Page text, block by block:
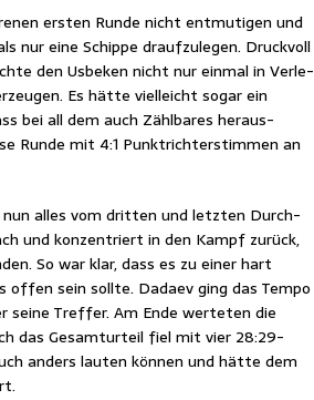
ers­ten Run­de nicht ent­mu­ti­gen und
nur eine Schip­pe drauf­zu­le­gen. Druck­voll
den Usbe­ken nicht nur ein­mal in Ver­le­
Es hät­te viel­leicht sogar ein
bei all dem auch Zähl­ba­res her­aus­
Run­de mit 4:1 Punkt­rich­ter­stim­men an
nun alles vom drit­ten und letz­ten Durch­
und kon­zen­triert in den Kampf zurück,
So war klar, dass es zu einer hart
sein soll­te. Dadaev ging das Tem­po
sei­ne Tref­fer. Am Ende wer­te­ten die
das Gesamt­ur­teil fiel mit vier 28:29-
anders lau­ten kön­nen und hät­te dem